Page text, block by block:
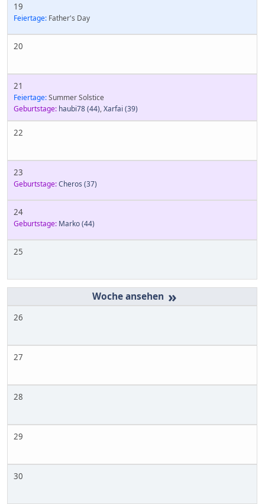
19
Feiertage: Father's Day
20
21
Feiertage:Summer Solstice
Geburtstage: haubi78(44),Xarfai (39)
22
23
Geburtstage:Cheros (37)
24
Geburtstage: Marko(44)
25
»
26
27
28
29
30